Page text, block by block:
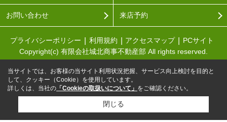
お問い合わせ 来店予約
プライバシーポリシー 利用規約 アクセスマップ
PCサイト
Copyright(c) 有限会社城北商事不動産部 All rights reserved.
当サイトでは、お客様の当サイト利用状況把握、サービス向上検討を目的と
して、クッキー（Cookie）を使用しています。
詳しくは、当社の 「Cookieの取扱いについて」 をご確認ください。
閉じる